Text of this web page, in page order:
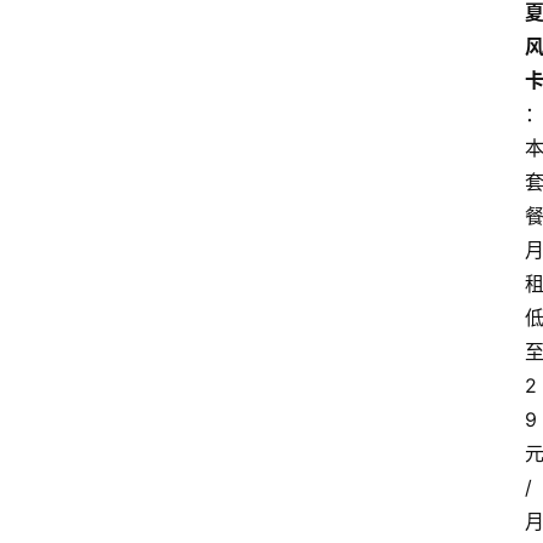
夏
风
卡
：
本
套
餐
月
租
低
至
2
9
元
/
月